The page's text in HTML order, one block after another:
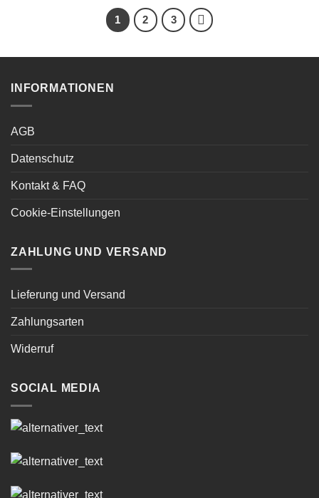
1 2 3
INFORMATIONEN
AGB
Datenschutz
Kontakt & FAQ
Cookie-Einstellungen
ZAHLUNG UND VERSAND
Lieferung und Versand
Zahlungsarten
Widerruf
SOCIAL MEDIA